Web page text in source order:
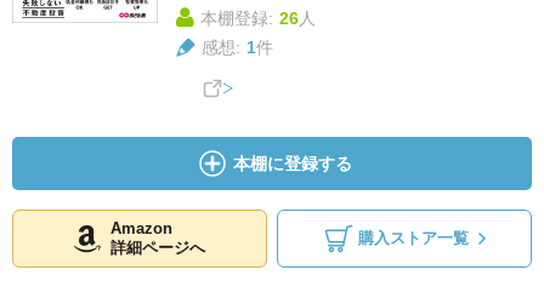
本棚登録: 26人
感想: 1件
本棚に登録する
Amazon
詳細ページへ
購入ストア一覧